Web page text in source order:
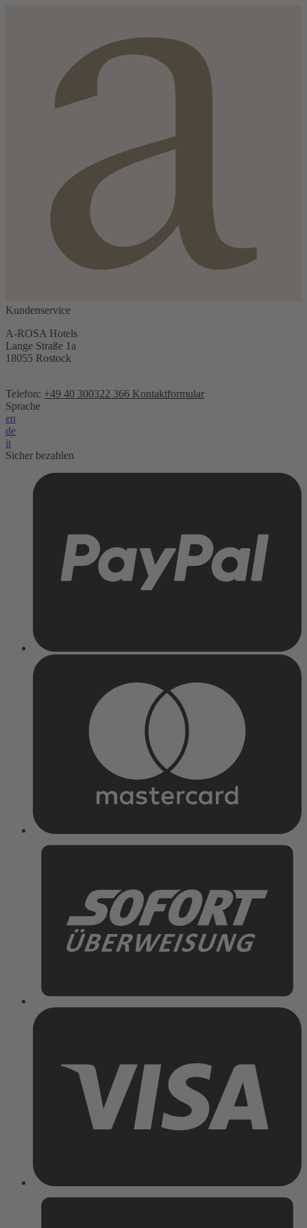
Kundenservice
A-ROSA Hotels
Lange Straße 1a
18055 Rostock
Telefon: +49 40 300322 366 Kontaktformular
Sprache
en
de
it
Sicher bezahlen